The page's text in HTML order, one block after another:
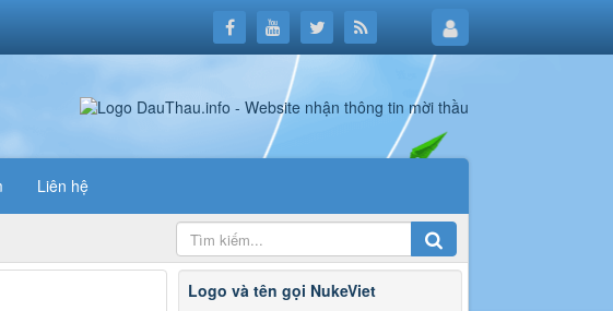
Liên hệ
Logo và tên gọi NukeViet